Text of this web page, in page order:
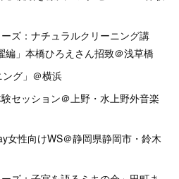
ズ：ナチュラルクリーニング講
編」本橋ひろえさん招致＠浅草橋
グ」＠横浜
セッション＠上野・水上野外音楽
女性向けWS＠静岡県静岡市・鈴木